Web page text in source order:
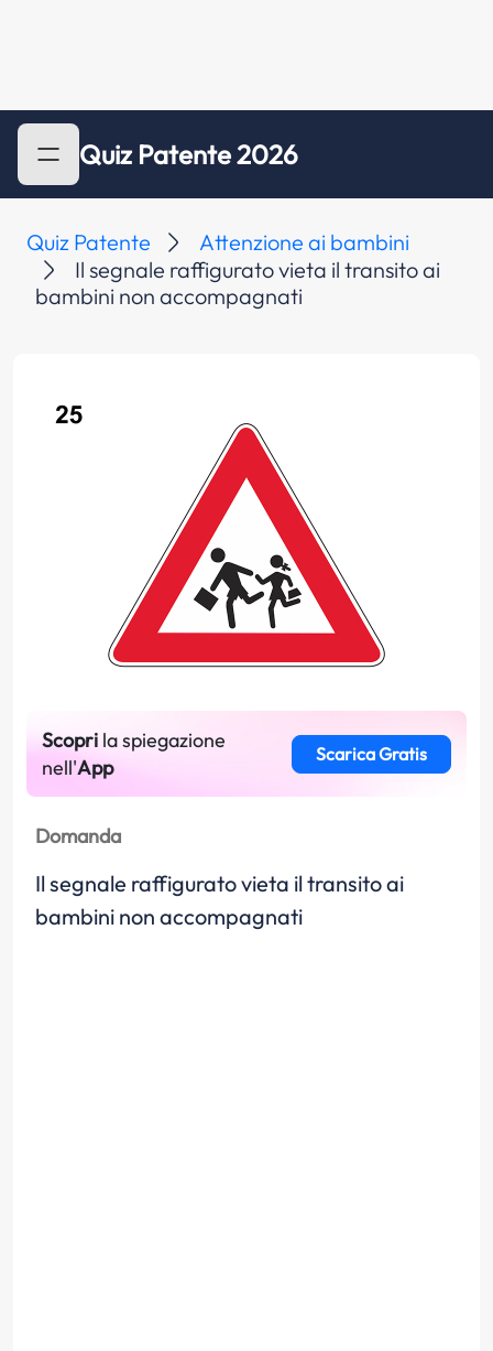
Quiz Patente 2026
Quiz Patente
Attenzione ai bambini
Il segnale raffigurato vieta il transito ai
bambini non accompagnati
Scopri la spiegazione
nell'App
Scarica Gratis
Domanda
Il segnale raffigurato vieta il transito ai
bambini non accompagnati